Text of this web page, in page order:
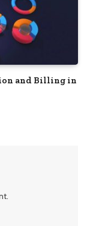
and Billing in